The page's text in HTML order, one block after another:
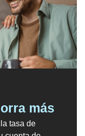
más
tasa de